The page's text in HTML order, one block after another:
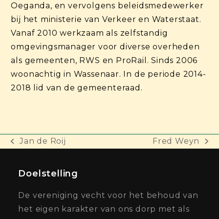
Oeganda, en vervolgens beleidsmedewerker
bij het ministerie van Verkeer en Waterstaat.
Vanaf 2010 werkzaam als zelfstandig
omgevingsmanager voor diverse overheden
als gemeenten, RWS en ProRail. Sinds 2006
woonachtig in Wassenaar. In de periode 2014-
2018 lid van de gemeenteraad.
previous
Jan de Roij
next
Fred Weyn
Doelstelling
De vereniging vecht voor het behoud van
het eigen karakter van ons dorp met als